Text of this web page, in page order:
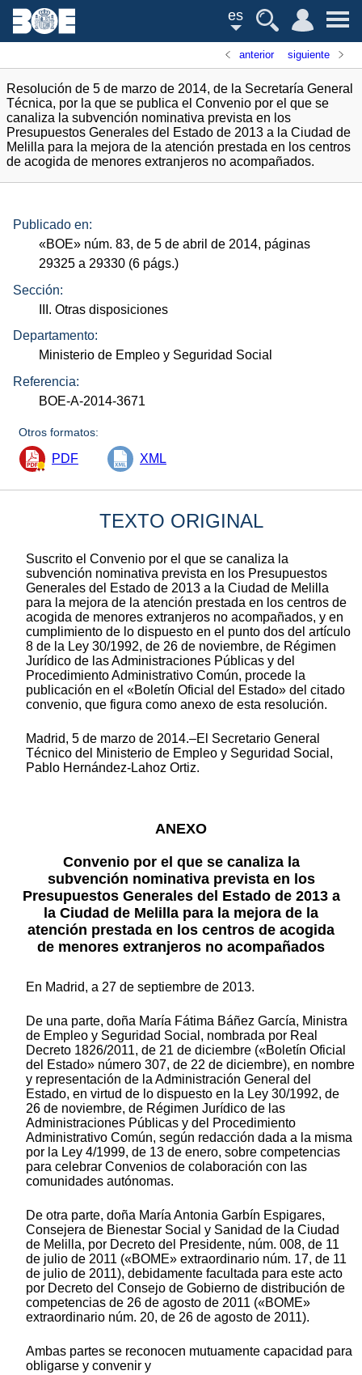
es
anterior siguiente
Resolución de 5 de marzo de 2014, de la Secretaría General
Técnica, por la que se publica el Convenio por el que se
canaliza la subvención nominativa prevista en los
Presupuestos Generales del Estado de 2013 a la Ciudad de
Melilla para la mejora de la atención prestada en los centros
de acogida de menores extranjeros no acompañados.
Publicado en:
«BOE» núm. 83, de 5 de abril de 2014, páginas
29325 a 29330 (6 págs.)
Sección:
III. Otras disposiciones
Departamento:
Ministerio de Empleo y Seguridad Social
Referencia:
BOE-A-2014-3671
Otros formatos:
PDF XML
TEXTO ORIGINAL
Suscrito el Convenio por el que se canaliza la
subvención nominativa prevista en los Presupuestos
Generales del Estado de 2013 a la Ciudad de Melilla
para la mejora de la atención prestada en los centros de
acogida de menores extranjeros no acompañados, y en
cumplimiento de lo dispuesto en el punto dos del artículo
8 de la Ley 30/1992, de 26 de noviembre, de Régimen
Jurídico de las Administraciones Públicas y del
Procedimiento Administrativo Común, procede la
publicación en el «Boletín Oficial del Estado» del citado
convenio, que figura como anexo de esta resolución.
Madrid, 5 de marzo de 2014.–El Secretario General
Técnico del Ministerio de Empleo y Seguridad Social,
Pablo Hernández-Lahoz Ortiz.
ANEXO
Convenio por el que se canaliza la
subvención nominativa prevista en los
Presupuestos Generales del Estado de 2013 a
la Ciudad de Melilla para la mejora de la
atención prestada en los centros de acogida
de menores extranjeros no acompañados
En Madrid, a 27 de septiembre de 2013.
De una parte, doña María Fátima Báñez García, Ministra
de Empleo y Seguridad Social, nombrada por Real
Decreto 1826/2011, de 21 de diciembre («Boletín Oficial
del Estado» número 307, de 22 de diciembre), en nombre
y representación de la Administración General del
Estado, en virtud de lo dispuesto en la Ley 30/1992, de
26 de noviembre, de Régimen Jurídico de las
Administraciones Públicas y del Procedimiento
Administrativo Común, según redacción dada a la misma
por la Ley 4/1999, de 13 de enero, sobre competencias
para celebrar Convenios de colaboración con las
comunidades autónomas.
De otra parte, doña María Antonia Garbín Espigares,
Consejera de Bienestar Social y Sanidad de la Ciudad
de Melilla, por Decreto del Presidente, núm. 008, de 11
de julio de 2011 («BOME» extraordinario núm. 17, de 11
de julio de 2011), debidamente facultada para este acto
por Decreto del Consejo de Gobierno de distribución de
competencias de 26 de agosto de 2011 («BOME»
extraordinario núm. 20, de 26 de agosto de 2011).
Ambas partes se reconocen mutuamente capacidad para
obligarse y convenir y